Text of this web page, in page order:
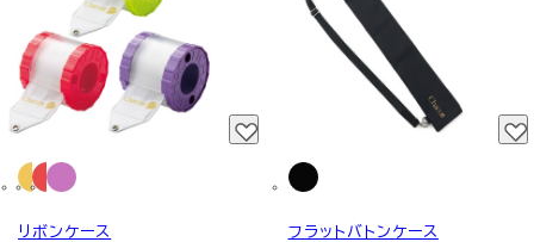
リボンケース フラットバトンケース